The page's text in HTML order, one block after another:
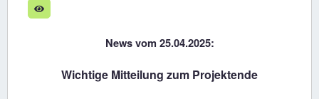
News vom 25.04.2025:
Wichtige Mitteilung zum Projektende